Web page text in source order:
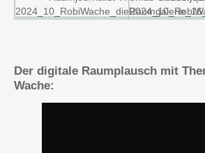
Der digitale Raumplausch mit
Wache: